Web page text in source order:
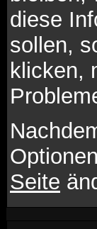
diese
sollen,
klicken,
Seite